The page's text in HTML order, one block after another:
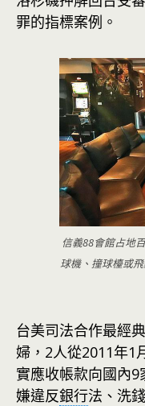
罪的指標案例。
信義88會館占地
球機、撞球檯或
台美司法合作最經
婦，2人從2011年1
實應收帳款向國內9
嫌違反銀行法、洗